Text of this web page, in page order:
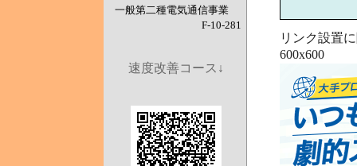
リンク設置
600x600
一般第二種電気通信事業
F-10-281
速度改善コース↓